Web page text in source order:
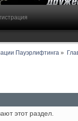
Пауэрлифтинга »
этот раздел.